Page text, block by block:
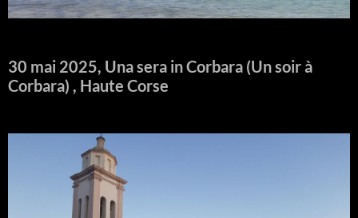
30 mai 2025, Una sera in Corbara (Un soir à
Corbara) , Haute Corse